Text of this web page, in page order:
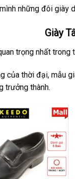
những đôi giày
Giày
trọng nhất trong
của thời đại, mẫu
trưởng thành.